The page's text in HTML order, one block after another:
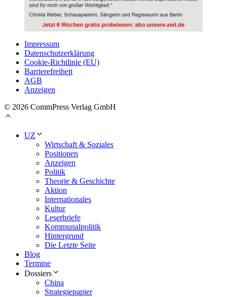
Impressum
Datenschutzerklärung
Cookie-Richtlinie (EU)
Barrierefreiheit
AGB
Anzeigen
© 2026 CommPress Verlag GmbH
UZ
Wirtschaft & Soziales
Positionen
Anzeigen
Politik
Theorie & Geschichte
Aktion
Internationales
Kultur
Leserbriefe
Kommunalpolitik
Hintergrund
Die Letzte Seite
Blog
Termine
Dossiers
China
Strategiepapier